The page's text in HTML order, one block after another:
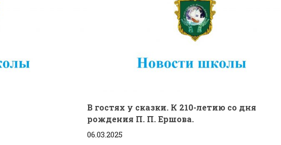
В гостях у сказки. К 210-летию со дня
рождения П. П. Ершова.
06.03.2025